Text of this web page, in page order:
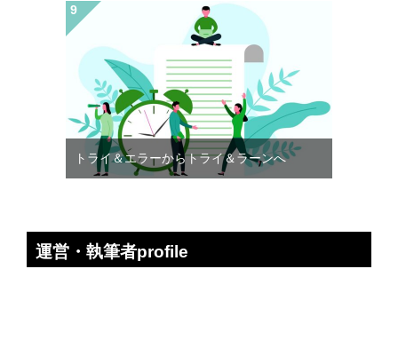
トライ＆エラーからトライ＆ラーンへ
運営・執筆者profile